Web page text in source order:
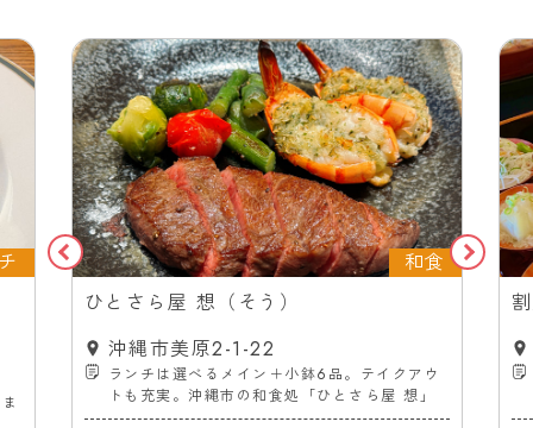
和食
ひとさら屋 想（そう）
沖縄市美原2-1-22
ランチは選べるメイン＋小鉢6品。テイクアウ
トも充実。沖縄市の和食処「ひとさら屋 想」